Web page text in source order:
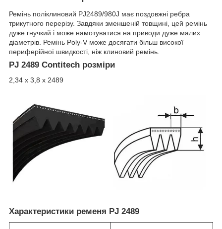
Ремінь поліклиновий PJ2489/980J має поздовжні ребра
трикутного перерізу. Завдяки зменшеній товщині, цей ремінь
дуже гнучкий і може намотуватися на приводи дуже малих
діаметрів. Ремінь Poly-V може досягати більш високої
периферійної швидкості, ніж клиновий ремінь.
PJ 2489 Contitech розміри
2,34 х 3,8 х 2489
Характеристики ременя PJ 2489